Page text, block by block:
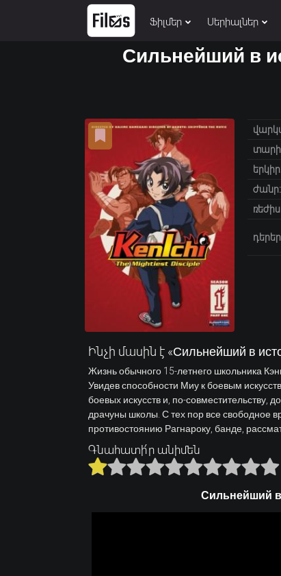
Ֆիլմեր Սերիալներ
Сильнейший в
ժանր:
Ինչի մասին է «Сильнейший в
Жизнь обычного 15-летнего школьника
Увидев способности Миу к боевым
боевых искусств и, по-совместительству,
драчуны школы. С тех пор все свободное
противостоянию Рагнароку, банде,
Գնահատի՛ր անիմեն
Сильнейший в